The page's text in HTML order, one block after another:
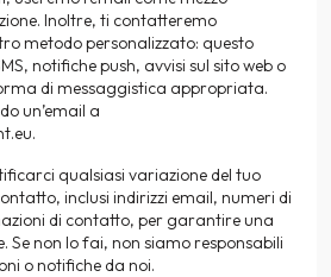
Inoltre, ti contatteremo
metodo personalizzato: questo
notifiche push, avvisi sul sito web o
di messaggistica appropriata.
un’email a
.
qualsiasi variazione del tuo
inclusi indirizzi email, numeri di
di contatto, per garantire una
Se non lo fai, non siamo responsabili
o notifiche da noi.